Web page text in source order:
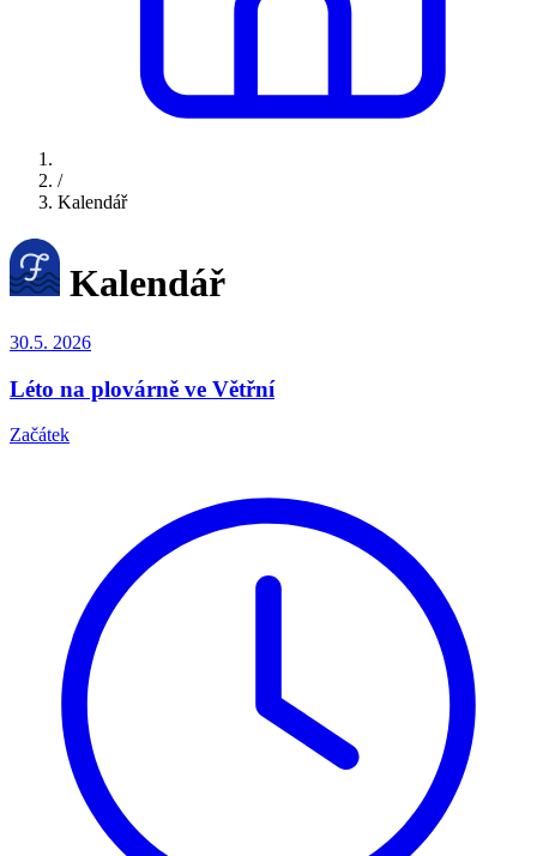
/
Kalendář
Kalendář
30.5. 2026
Léto na plovárně ve Větřní
Začátek